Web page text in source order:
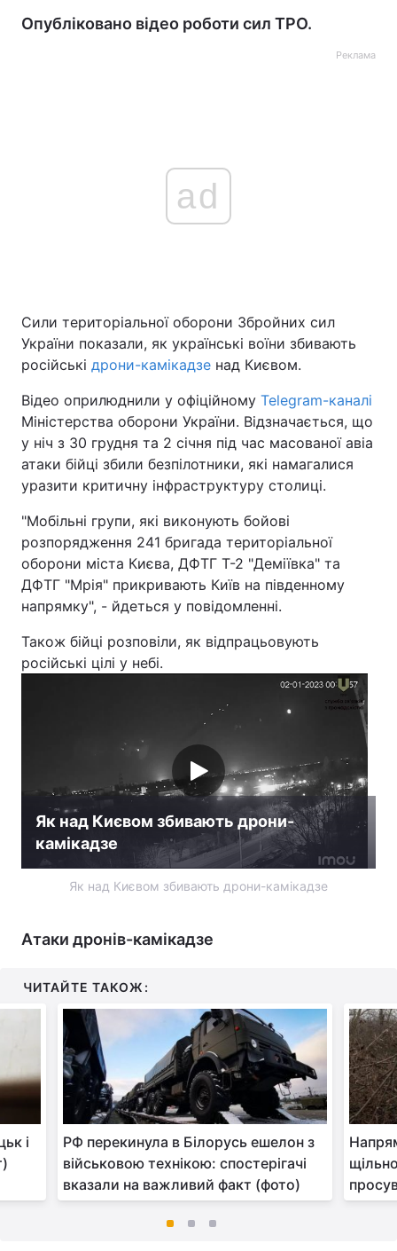
Опубліковано відео роботи сил ТРО.
Реклама
ad
Сили територіальної оборони Збройних сил
України показали, як українські воїни збивають
російські дрони-камікадзе над Києвом.
Відео оприлюднили у офіційному Telegram-каналі
Міністерства оборони України. Відзначається, що
у ніч з 30 грудня та 2 січня під час масованої авіа
атаки бійці збили безпілотники, які намагалися
уразити критичну інфраструктуру столиці.
"Мобільні групи, які виконують бойові
розпорядження 241 бригада територіальної
оборони міста Києва, ДФТГ Т-2 "Деміївка" та
ДФТГ "Мрія" прикривають Київ на південному
напрямку", - йдеться у повідомленні.
Також бійці розповіли, як відпрацьовують
російські цілі у небі.
Як над Києвом збивають дрони-
камікадзе
Як над Києвом збивають дрони-камікадзе
Атаки дронів-камікадзе
ЧИТАЙТЕ ТАКОЖ:
і
РФ перекинула в Білорусь ешелон з
військовою технікою: спостерігачі
вказали на важливий факт (фото)